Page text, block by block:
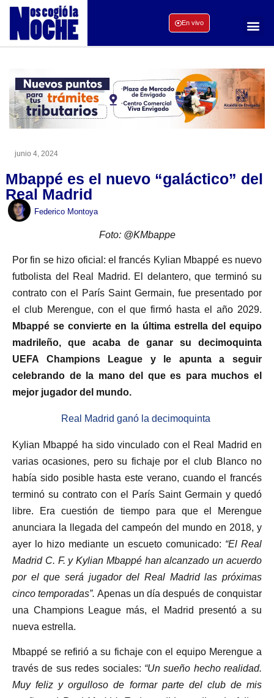
En vivo
junio 4, 2024
Mbappé es el nuevo “galáctico” del
Real Madrid
Federico Montoya
Foto: @KMbappe
Por fin se hizo oficial: el francés Kylian Mbappé es nuevo
futbolista del Real Madrid. El delantero, que terminó su
contrato con el París Saint Germain, fue presentado por
el club Merengue, con el que firmó hasta el año 2029.
Mbappé se convierte en la última estrella del equipo
madrileño, que acaba de ganar su decimoquinta
UEFA Champions League y le apunta a seguir
celebrando de la mano del que es para muchos el
mejor jugador del mundo.
Real Madrid ganó la decimoquinta
Kylian Mbappé ha sido vinculado con el Real Madrid en
varias ocasiones, pero su fichaje por el club Blanco no
había sido posible hasta este verano, cuando el francés
terminó su contrato con el París Saint Germain y quedó
libre. Era cuestión de tiempo para que el Merengue
anunciara la llegada del campeón del mundo en 2018, y
ayer lo hizo mediante un escueto comunicado: “El Real
Madrid C. F. y Kylian Mbappé han alcanzado un acuerdo
por el que será jugador del Real Madrid las próximas
cinco temporadas”. Apenas un día después de conquistar
una Champions League más, el Madrid presentó a su
nueva estrella.
Mbappé se refirió a su fichaje con el equipo Merengue a
través de sus redes sociales: “Un sueño hecho realidad.
Muy feliz y orgulloso de formar parte del club de mis